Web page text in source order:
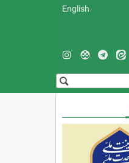
English